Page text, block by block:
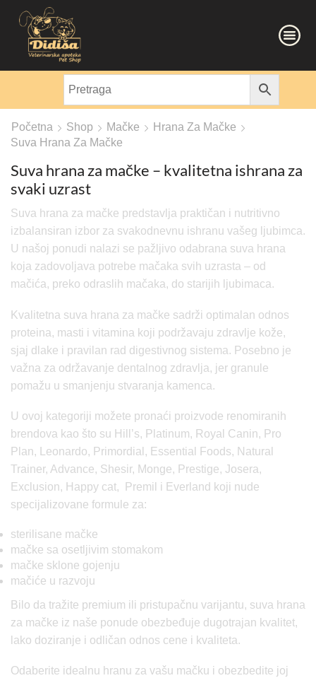
Početna Shop Mačke
Hrana Za Mačke
Suva Hrana Za Mačke
Suva hrana za mačke – kvalitetna ishrana za
svaki uzrast
Suva hrana za mačke predstavlja praktičan i nutritivno
izbalansiran izbor za svakodnevnu ishranu vašeg ljubimca.
U našoj ponudi nalazi se pažljivo odabrana suva hrana
koja zadovoljava potrebe mačaka svih uzrasta – od
mačića, preko odraslih mačaka, do starijih ljubimaca.
Kvalitetna suva hrana za mačke sadrži optimalan odnos
proteina, masti i vitamina koji podržavaju zdravlje kože,
sjaj dlake i pravilan rad digestivnog sistema. Posebno je
važna za održavanje dentalnog zdravlja, jer granule
pomažu u smanjenju stvaranja kamenca.
U ovoj kategoriji možete pronaći proizvode renomiranih
brendova kao što su Hill’s, Platinum, Royal Canin, Pro
Plan, Leonardo, Primordial, Essential Foods, Natural
Trainer, Advance, Shesir, Monge, Prestige, Josera,
Exclusion, Happy cat, Premil i Everland koji nude
specijalizovane formule za:
sterilisane mačke
mačke sa osetljivim stomakom
mačke sklone gojenju
mačiće u razvoju
Bilo da tražite premium ili pristupačnu varijantu, suva hrana
za mačke iz naše ponude obezbeđuje dugotrajan kvalitet,
lako doziranje i odličan odnos cene i kvaliteta.
Odaberite idealnu hranu za vašu mačku i obezbedite joj